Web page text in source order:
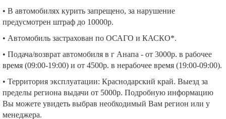
• В автомобилях курить запрещено, за нарушение
предусмотрен штраф до 10000р.
• Автомобиль застрахован по ОСАГО и КАСКО*.
• Подача/возврат автомобиля в г Анапа - от 3000р. в рабочее
время (09:00-19:00) и от 4500р. в нерабочее время (19:00-09:00).
• Территория эксплуатации: Краснодарский край. Выезд за
пределы региона выдачи от 5000р. Подробную информацию
Вы можете увидеть выбрав необходимый Вам регион или у
менеджера.